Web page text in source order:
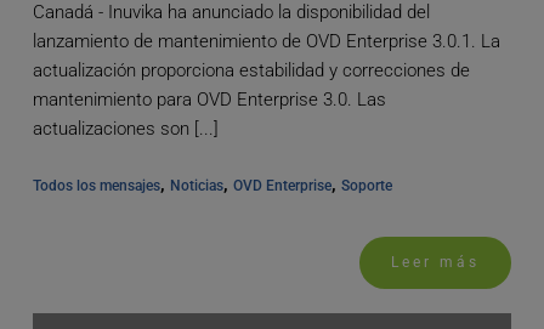
Canadá - Inuvika ha anunciado la disponibilidad del
lanzamiento de mantenimiento de OVD Enterprise 3.0.1. La
actualización proporciona estabilidad y correcciones de
mantenimiento para OVD Enterprise 3.0. Las
actualizaciones son [...]
Todos los mensajes, Noticias, OVD Enterprise, Soporte
Leer más